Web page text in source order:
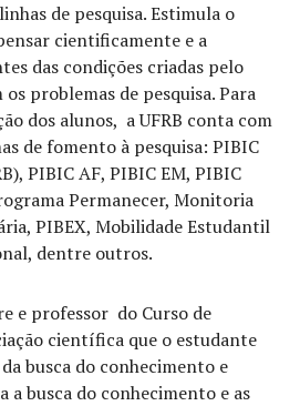
de pesquisa. Estimula o
cientificamente e a
das condições criadas pelo
problemas de pesquisa. Para
dos alunos, a UFRB conta com
de fomento à pesquisa: PIBIC
PIBIC AF, PIBIC EM, PIBIC
Permanecer, Monitoria
PIBEX, Mobilidade Estudantil
dentre outros.
e professor do Curso de
científica que o estudante
busca do conhecimento e
a busca do conhecimento e as